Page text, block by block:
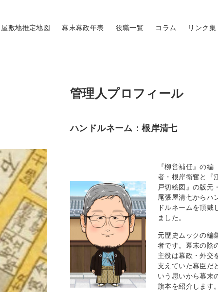
屋敷地推定地図 幕末幕政年表 役職一覧 コラム リンク集
管理人プロフィール
ハンドルネーム：根岸清七
『柳営補任』の編
者・根岸衛奮と『
戸切絵図』の版元
尾張屋清七からハ
ドルネームを頂戴
ました。
元歴史ムックの編
者です。幕末の陰
主役は幕政・外交
支えていた幕臣だ
いう思いから幕末
旗本を紹介します